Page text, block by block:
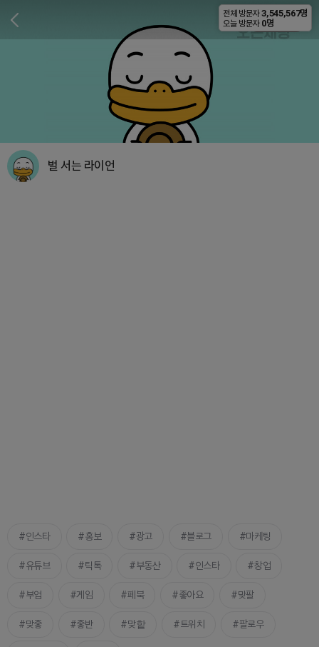
비공개
벌 서는 라이언
인스타 홍보 광고 블로그 마케팅
유튜브 틱톡 부동산 인스타 창업
부업 게임 페북 좋아요 맞팔
맞좋 좋반 맞핱 트위치 팔로우
전체 방문자 3,545,567명
오늘 방문자 0명